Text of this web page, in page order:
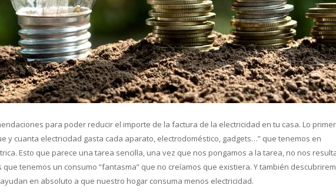
Conoce cual es el mejor calentador solar de
para poder reducir el importe de la factura de la electricidad en tu casa. Lo
y cuanta electricidad gasta cada aparato, electrodoméstico, gadgets…” que tenemos en
Esto que parece una tarea sencilla, una vez que nos pongamos a la tarea, no nos
tenemos un consumo “fantasma” que no creíamos que existiera. Y también
en absoluto a que nuestro hogar consuma menos electricidad.